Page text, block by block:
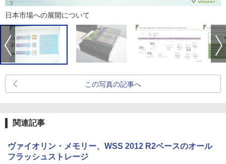
日本市場への展開について
この写真の記事へ
関連記事
ヴァイオリン・メモリー、WSS 2012 R2ベースのオール
フラッシュストレージ